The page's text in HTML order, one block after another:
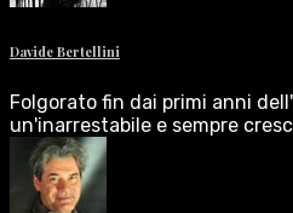
Davide Bertellini
Folgorato fin dai primi anni
un'inarrestabile e sempre